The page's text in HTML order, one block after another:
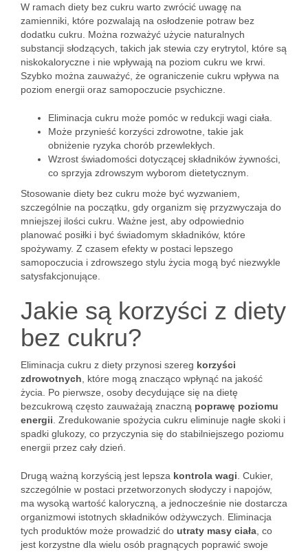
W ramach diety bez cukru warto zwrócić uwagę na
zamienniki, które pozwalają na osłodzenie potraw bez
dodatku cukru. Można rozważyć użycie naturalnych
substancji słodzących, takich jak stewia czy erytrytol, które są
niskokaloryczne i nie wpływają na poziom cukru we krwi.
Szybko można zauważyć, że ograniczenie cukru wpływa na
poziom energii oraz samopoczucie psychiczne.
Eliminacja cukru może pomóc w redukcji wagi ciała.
Może przynieść korzyści zdrowotne, takie jak
obniżenie ryzyka chorób przewlekłych.
Wzrost świadomości dotyczącej składników żywności,
co sprzyja zdrowszym wyborom dietetycznym.
Stosowanie diety bez cukru może być wyzwaniem,
szczególnie na początku, gdy organizm się przyzwyczaja do
mniejszej ilości cukru. Ważne jest, aby odpowiednio
planować posiłki i być świadomym składników, które
spożywamy. Z czasem efekty w postaci lepszego
samopoczucia i zdrowszego stylu życia mogą być niezwykle
satysfakcjonujące.
Jakie są korzyści z diety
bez cukru?
Eliminacja cukru z diety przynosi szereg korzyści
zdrowotnych , które mogą znacząco wpłynąć na jakość
życia. Po pierwsze, osoby decydujące się na dietę
bezcukrową często zauważają znaczną poprawę poziomu
energii . Zredukowanie spożycia cukru eliminuje nagłe skoki i
spadki glukozy, co przyczynia się do stabilniejszego poziomu
energii przez cały dzień.
Drugą ważną korzyścią jest lepsza kontrola wagi . Cukier,
szczególnie w postaci przetworzonych słodyczy i napojów,
ma wysoką wartość kaloryczną, a jednocześnie nie dostarcza
organizmowi istotnych składników odżywczych. Eliminacja
tych produktów może prowadzić do utraty masy ciała , co
jest korzystne dla wielu osób pragnących poprawić swoje